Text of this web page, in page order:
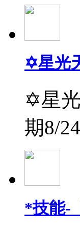
✡星光
✡星
期8/
*技能-